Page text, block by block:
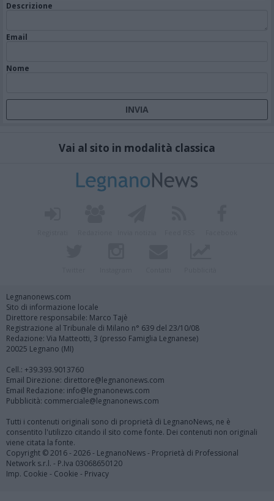
Descrizione
Email
Nome
Vai al sito in modalità classica
Legnanonews.com
Sito di informazione locale
Direttore responsabile: Marco Tajè
Registrazione al Tribunale di Milano n° 639 del 23/10/08
Redazione: Via Matteotti, 3 (presso Famiglia Legnanese)
20025 Legnano (MI)
Cell.: +39.393.9013760
Email Direzione: direttore@legnanonews.com
Email Redazione: info@legnanonews.com
Pubblicità: commerciale@legnanonews.com
Tutti i contenuti originali sono di proprietà di LegnanoNews, ne è
consentito l'utilizzo citando il sito come fonte. Dei contenuti non originali
viene citata la fonte.
Copyright © 2016 - 2026 - LegnanoNews - Proprietà di Professional
Network s.r.l. - P.Iva 03068650120
Imp. Cookie - Cookie - Privacy